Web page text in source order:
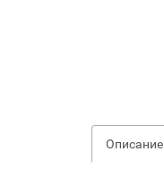
Описание